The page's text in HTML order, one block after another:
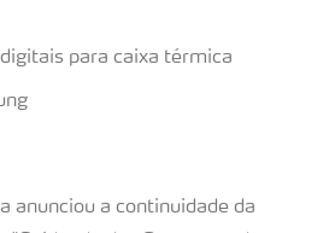
para caixa térmica
anunciou a continuidade da